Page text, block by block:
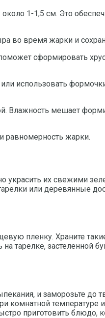
1-1,5 см. Это
во время жарки и
сформировать
использовать
Влажность мешает
равномерность жарки.
украсить их свежими
или деревянные
пленку. Храните
тарелке,
и заморозьте до
комнатной температуре
приготовить блюдо,